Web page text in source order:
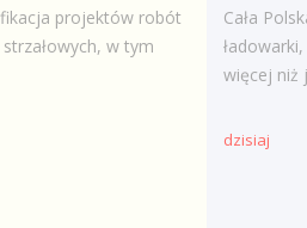
projektów robót
w tym
Cała
więcej niż
dzisiaj